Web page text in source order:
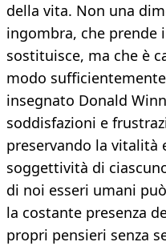
della vita. Non una
ingombra, che prende
sostituisce, ma che è
modo
insegnato Donald
soddisfazioni e
preservando la vitalità
soggettività di
di noi esseri umani
la costante presenza
propri pensieri senza